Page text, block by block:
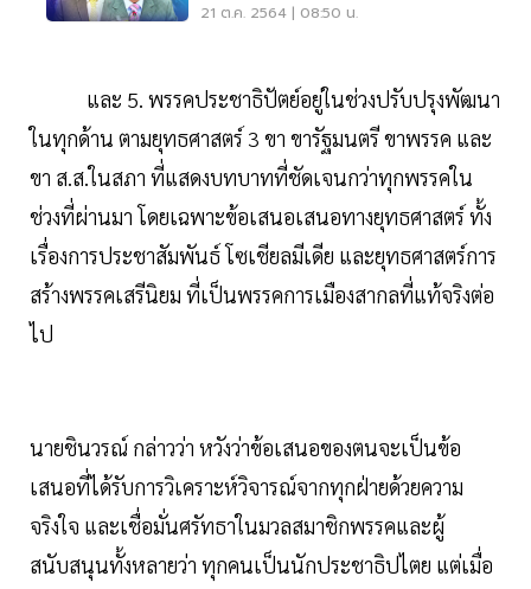
21 ต.ค. 2564 | 08:50 น.
และ 5. พรรคประชาธิปัตย์อยู่ในช่วงปรับปรุงพัฒนา
ในทุกด้าน ตามยุทธศาสตร์ 3 ขา ขารัฐมนตรี ขาพรรค และ
ขา ส.ส.ในสภา ที่แสดงบทบาทที่ชัดเจนกว่าทุกพรรคใน
ช่วงที่ผ่านมา โดยเฉพาะข้อเสนอเสนอทางยุทธศาสตร์ ทั้ง
เรื่องการประชาสัมพันธ์ โซเชียลมีเดีย และยุทธศาสตร์การ
สร้างพรรคเสรีนิยม ที่เป็นพรรคการเมืองสากลที่แท้จริงต่อ
ไป
นายชินวรณ์ กล่าวว่า หวังว่าข้อเสนอของตนจะเป็นข้อ
เสนอที่ได้รับการวิเคราะห์วิจารณ์จากทุกฝ่ายด้วยความ
จริงใจ และเชื่อมั่นศรัทธาในมวลสมาชิกพรรคและผู้
สนับสนุนทั้งหลายว่า ทุกคนเป็นนักประชาธิปไตย แต่เมื่อ